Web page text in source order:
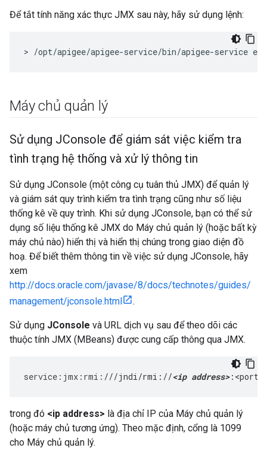
Để tắt tính năng xác thực JMX sau này, hãy sử dụng lệnh:
> /opt/apigee/apigee-service/bin/apigee-service
Máy chủ quản lý
Sử dụng JConsole để giám sát việc kiểm tra
tình trạng hệ thống và xử lý thông tin
Sử dụng JConsole (một công cụ tuân thủ JMX) để quản lý
và giám sát quy trình kiểm tra tình trạng cũng như số liệu
thống kê về quy trình. Khi sử dụng JConsole, bạn có thể sử
dụng số liệu thống kê JMX do Máy chủ quản lý (hoặc bất kỳ
máy chủ nào) hiển thị và hiển thị chúng trong giao diện đồ
hoạ. Để biết thêm thông tin về việc sử dụng JConsole, hãy
xem
http://docs.oracle.com/javase/8/docs/technotes/guides/
management/jconsole.html
.
Sử dụng JConsole và URL dịch vụ sau để theo dõi các
thuộc tính JMX (MBeans) được cung cấp thông qua JMX.
service : jmx : rmi : ///jndi/rmi://<ip address>
trong đó <ip address> là địa chỉ IP của Máy chủ quản lý
(hoặc máy chủ tương ứng). Theo mặc định, cổng là 1099
cho Máy chủ quản lý.